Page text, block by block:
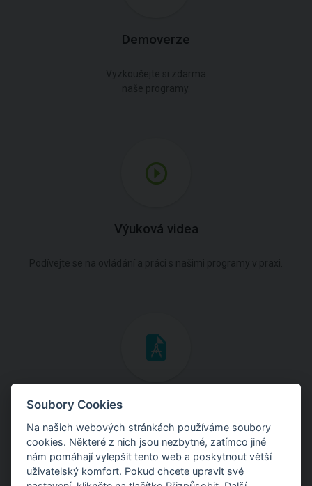
Demoverze
Výuková videa
Inženýrské manuály
Stáhněte si manuály s teoretickými i praktickými ukázkami
použití programů.
Soubory Cookies
Na našich webových stránkách používáme soubory
cookies. Některé z nich jsou nezbytné, zatímco jiné
nám pomáhají vylepšit tento web a poskytnout větší
uživatelský komfort. Pokud chcete upravit své